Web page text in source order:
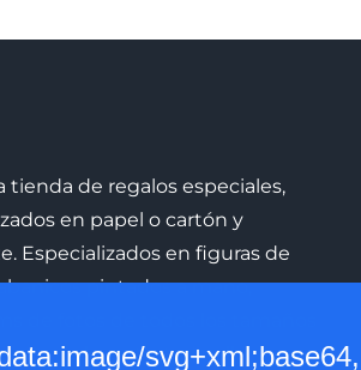
tienda de regalos especiales,
en papel o cartón y
Especializados en figuras de
pintados a mano,
manualmente, todo ello